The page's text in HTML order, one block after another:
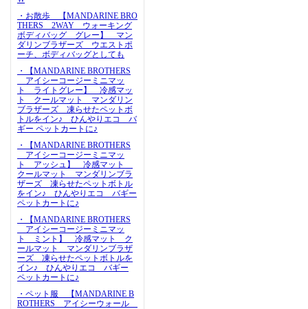
・お散歩 【MANDARINE BRO
THERS 2WAY ウォーキング
ボディバッグ グレー】 マン
ダリンブラザーズ ウエストポ
ーチ、ボディバッグとしても
・【MANDARINE BROTHERS
アイシーコージーミニマッ
ト ライトグレー】 冷感マッ
ト クールマット マンダリン
ブラザーズ 凍らせたペットボ
トルをイン♪ ひんやりエコ バ
ギー ペットカートに♪
・【MANDARINE BROTHERS
アイシーコージーミニマッ
ト アッシュ】 冷感マット
クールマット マンダリンブラ
ザーズ 凍らせたペットボトル
をイン♪ ひんやりエコ バギー
ペットカートに♪
・【MANDARINE BROTHERS
アイシーコージーミニマッ
ト ミント】 冷感マット ク
ールマット マンダリンブラザ
ーズ 凍らせたペットボトルを
イン♪ ひんやりエコ バギー
ペットカートに♪
・ペット服 【MANDARINE B
ROTHERS アイシーウォール